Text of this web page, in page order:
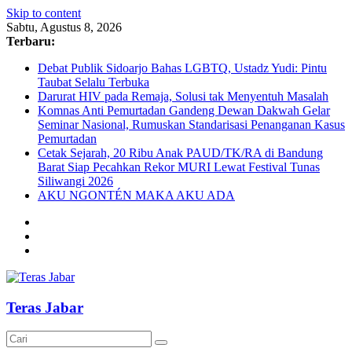
Skip to content
Sabtu, Agustus 8, 2026
Terbaru:
Debat Publik Sidoarjo Bahas LGBTQ, Ustadz Yudi: Pintu
Taubat Selalu Terbuka
Darurat HIV pada Remaja, Solusi tak Menyentuh Masalah
Komnas Anti Pemurtadan Gandeng Dewan Dakwah Gelar
Seminar Nasional, Rumuskan Standarisasi Penanganan Kasus
Pemurtadan
Cetak Sejarah, 20 Ribu Anak PAUD/TK/RA di Bandung
Barat Siap Pecahkan Rekor MURI Lewat Festival Tunas
Siliwangi 2026
AKU NGONTÉN MAKA AKU ADA
Teras Jabar